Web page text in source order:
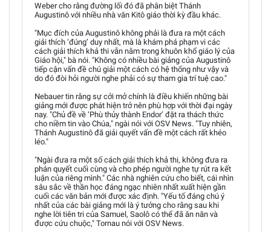
Weber cho rằng đường lối đó đã phân biệt Thánh
Augustinô với nhiều nhà văn Kitô giáo thời kỳ đầu khác.
"Mục đích của Augustinô không phải là đưa ra một cách
giải thích ‘đúng’ duy nhất, mà là khám phá phạm vi các
cách giải thích khả thi vẫn nằm trong khuôn khổ giáo lý của
Giáo hội," bà nói. "Không có nhiều bài giảng của Augustinô
tiếp cận vấn đề chú giải một cách có hệ thống như vậy và
do đó đòi hỏi người nghe phải có sự tham gia trí tuệ cao."
Nebauer tin rằng sự cởi mở chính là điều khiến những bài
giảng mới được phát hiện trở nên phù hợp với thời đại ngày
nay. "Chủ đề về ‘Phù thủy thành Endor’ đặt ra thách thức
cho niềm tin vào Chúa," ngài nói với OSV News. "Tuy nhiên,
Thánh Augustinô đã giải quyết vấn đề một cách rất khéo
léo."
"Ngài đưa ra một số cách giải thích khả thi, không đưa ra
phán quyết cuối cùng và cho phép người nghe tự rút ra kết
luận của riêng mình." Các nhà nghiên cứu cho biết, cái nhìn
sâu sắc về thần học đáng ngạc nhiên nhất xuất hiện gần
cuối các văn bản mới được xác định. "Yếu tố đáng chú ý
nhất của các bài giảng mới là ý tưởng cho rằng sau khi
nghe lời tiên tri của Samuel, Saolô có thể đã ăn năn và
được cứu chuộc," Tornau nói với OSV News.